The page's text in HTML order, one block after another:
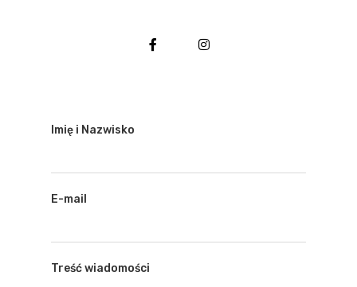
Imię i Nazwisko
E-mail
Treść wiadomości